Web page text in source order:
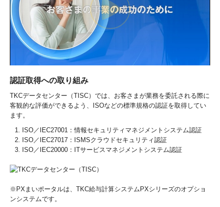
認証取得への取り組み
TKCデータセンター（TISC）では、お客さまが業務を委託される際に
客観的な評価ができるよう、ISOなどの標準規格の認証を取得してい
ます。
ISO／IEC27001：情報セキュリティマネジメントシステム認証
ISO／IEC27017：ISMSクラウドセキュリティ認証
ISO／IEC20000：ITサービスマネジメントシステム認証
※PXまいポータルは、TKC給与計算システムPXシリーズのオプショ
ンシステムです。